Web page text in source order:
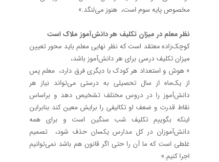
مخصوص پایه سوم است، هنوز می‌لنگد.»
نظر معلم در میزان تکلیف هر دانش‌آموز ملاک است
کوچک‌زاده معتقد است که نظر نهایی معلم باید محور تعیین
میزان تکلیف درسی برای هر دانش‌آموز باشد،
« هوش و استعداد هر کودک با دیگری فرق دارد، معلم پس
از یک‌ماه از سال تحصیلی به درستی می‌تواند نیاز هر
دانش‌آموز را در دروس مختلف تشخیص دهد و براساس
نقاط قدرت و ضعف او تکالیفی را برایش معین کند بنابراین
اینکه بگوییم تکلیف شب سنگین است و برای همه
دانش‌آموزان در کل مدارس یکسان حذف شود، تصمیم
غلطی است که ما آن را حتی اگر قانون هم باشد نمی‌توانیم
اجرا کنیم.»